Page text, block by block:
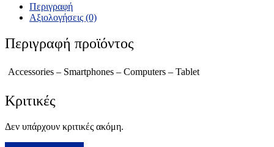
Περιγραφή
Αξιολογήσεις (0)
Περιγραφή προϊόντος
Accessories – Smartphones – Computers – Tablet
Κριτικές
Δεν υπάρχουν κριτικές ακόμη.